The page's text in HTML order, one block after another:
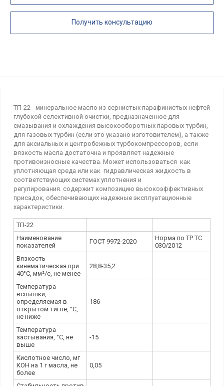
Получить консультацию
ТП-22 - минеральное масло из сернистых парафинистых нефтей
глубокой селективной очистки, предназначенное для
смазывания и охлаждения высокооборотных паровых турбин,
для газовых турбин (если это указано изготовителем), а также
для аксиальных и центробежных турбокомпрессоров, если
вязкость масла достаточна и проявляет надежные
противоизносные качества. Может использоваться как
уплотняющая среда или как гидравлическая жидкость в
соответствующих системах уплотнения и
регулирования. содержит композицию высокоэффективных
присадок, обеспечивающих надежные эксплуатационные
характеристики.
ТП-22
Наименование
показателей
ГОСТ 9972-2020
Норма по ТР ТС
030/2012
Вязкость
кинематическая при
40°С, мм²/с, не менее
28,8-35,2
Температура
вспышки,
определяемая в
открытом тигле, °С,
не ниже
186
Температура
застывания, °С, не
выше
-15
Кислотное число, мг
КОН на 1 г масла, не
более
0,05